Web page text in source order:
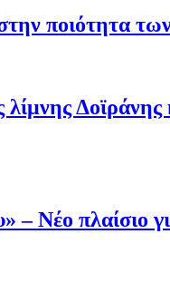
ποιότητα
Δοϊράνης
Νέο πλαίσιο